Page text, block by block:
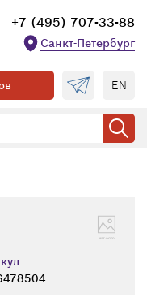
+7 (495) 707-33-88
Санкт-Петербург
EN